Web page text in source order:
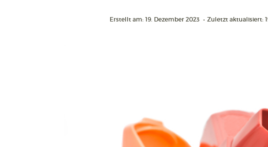
Erstellt am: 19. Dezember 2023 • Zuletzt aktualisiert: